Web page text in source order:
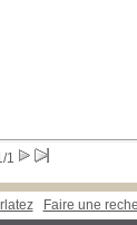
1
Faire une